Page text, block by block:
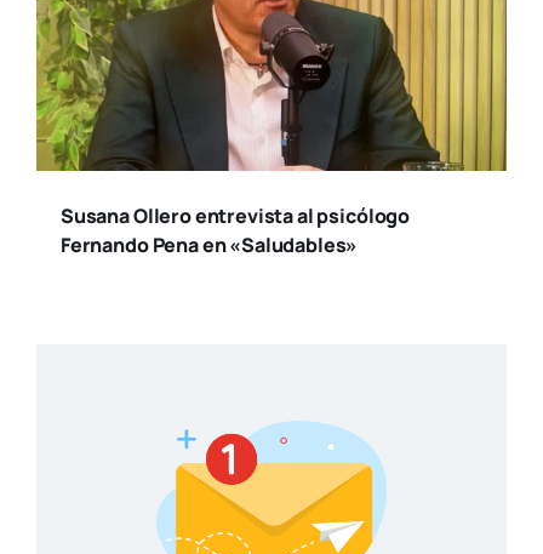
Susana Ollero entrevista al psicólogo
Fernando Pena en «Saludables»